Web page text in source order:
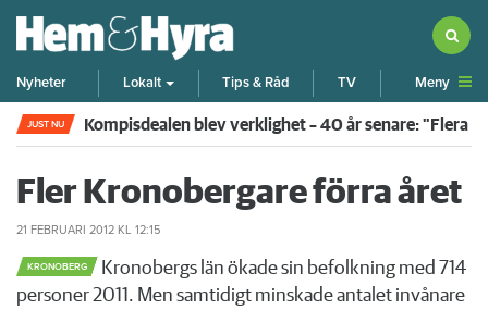
Nyheter Lokalt Tips & Råd TV Meny
JUST NU Kompisdealen blev verklighet – 40 år senare: "Flera
Fler Kronobergare förra året
21 FEBRUARI 2012 KL 12:15
KRONOBERG
Kronobergs län ökade sin befolkning med 714
personer 2011. Men samtidigt minskade antalet invånare